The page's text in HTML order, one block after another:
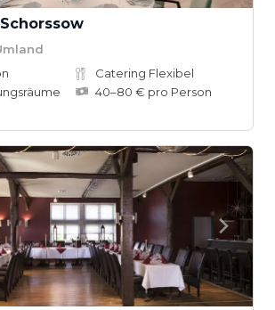
Catering Flexibel
40–80 € pro Person